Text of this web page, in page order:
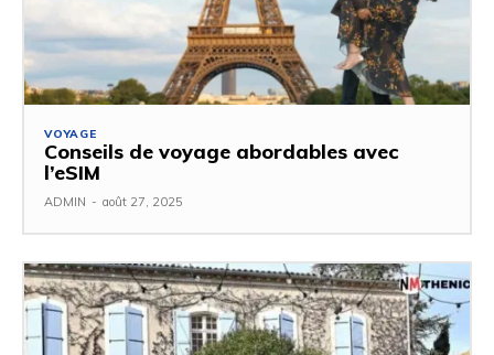
VOYAGE
Conseils de voyage abordables avec
l’eSIM
ADMIN - août 27, 2025